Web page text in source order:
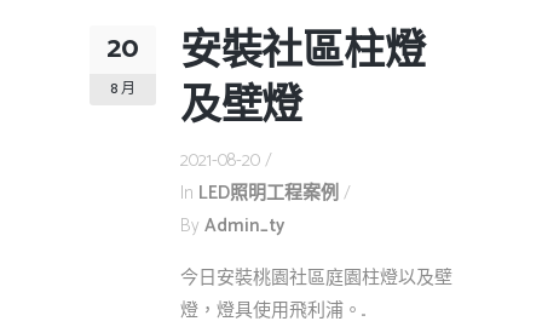
20
8 月
安裝社區柱燈
及壁燈
2021-08-20
In LED照明工程案例
By Admin_ty
今日安裝桃園社區庭園柱燈以及壁
燈，燈具使用飛利浦。...